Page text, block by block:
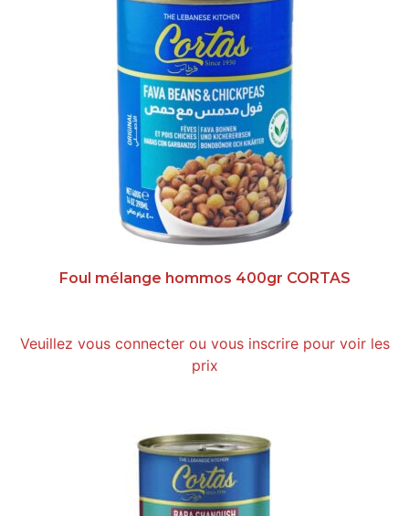
Foul mélange hommos 400gr CORTAS
Veuillez vous connecter ou vous inscrire pour voir les
prix